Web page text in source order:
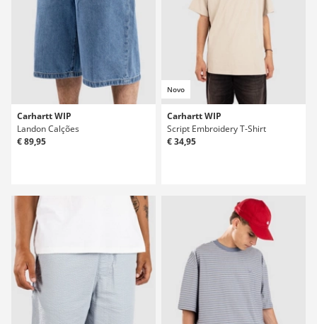
Carhartt WIP
Landon Calções
€ 89,95
Novo
Carhartt WIP
Script Embroidery T-Shirt
€ 34,95